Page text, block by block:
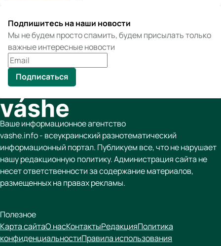
Подпишитесь на наши новости
Мы не будем просто спамить, будем присылать только
важные интересные новости
Подписаться
Ваше информационное агентство
vashe.info - всеукраинский разнотематический
информационный портал. Публикуем все, что не нарушает
нашу редакционную политику. Администрация сайта не
несет ответственности за содержание материалов,
размещенных на правах рекламы.
Полезное
Карта сайтаО насКонтактыРедакцияПолитика
конфиденциальностиПравила использования